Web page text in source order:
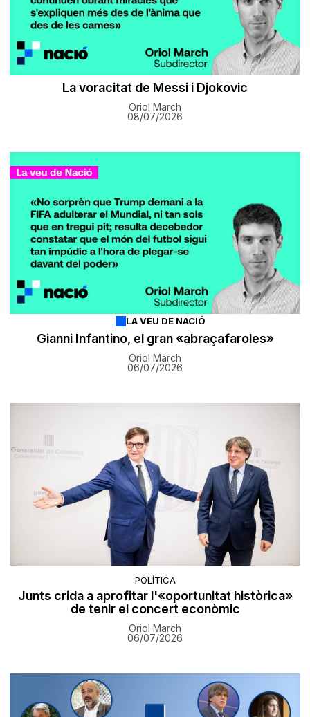
La voracitat de Messi i Djokovic
Oriol March
08/07/2026
LA VEU DE NACIÓ
Gianni Infantino, el gran «abraçafaroles»
Oriol March
06/07/2026
POLÍTICA
Junts crida a aprofitar l'«oportunitat històrica»
de tenir el concert econòmic
Oriol March
06/07/2026